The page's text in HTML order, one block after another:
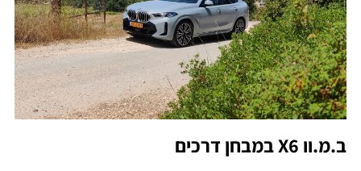
ב.מ.וו X6 במבחן דרכים